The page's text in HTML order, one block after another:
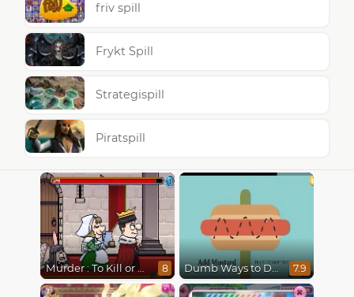
friv spill
Frykt Spill
Strategispill
Piratspill
Murder : To Kill or Not to Kill 8 Dumb Ways to Die 7.9